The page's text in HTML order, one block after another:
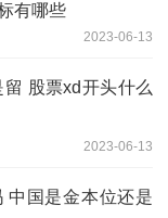
有哪些
2023-06-13
股票xd开头什么
2023-06-13
中国是金本位还是